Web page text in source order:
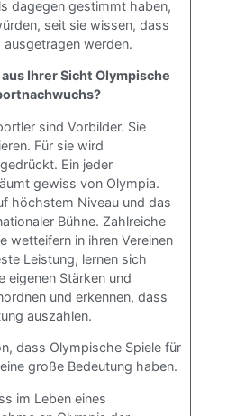
dagegen gestimmt haben,
seit sie wissen, dass
ausgetragen werden.
Ihrer Sicht Olympische
sind Vorbilder. Sie
Für sie wird
Ein jeder
gewiss von Olympia.
höchstem Niveau und das
Bühne. Zahlreiche
wetteifern in ihren Vereinen
Leistung, lernen sich
eigenen Stärken und
und erkennen, dass
auszahlen.
dass Olympische Spiele für
große Bedeutung haben.
im Leben eines